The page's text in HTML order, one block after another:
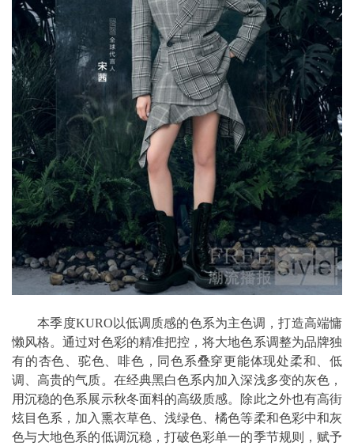
本季度KURO以低调质感的色系为主色调，打造高端慵
懒风格。通过对色彩的精准把控，将大地色系调整为品牌独
有的杏色、驼色、啡色，同色系叠穿更能体现处柔和、低
调、高贵的气质。在经典黑白色系内加入深浅多变的灰色，
用沉稳的色系展示秋冬面料的高级质感。除此之外也有高街
炫目色系，加入熏衣草色、浅绿色、橘色等柔和色彩中和灰
色与大地色系的低调沉稳，打破色彩单一的季节规则，赋予